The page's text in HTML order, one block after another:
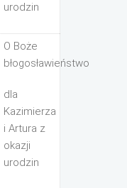
urodzin
O Boże
błogosławieństwo
dla
Kazimierza
i Artura z
okazji
urodzin